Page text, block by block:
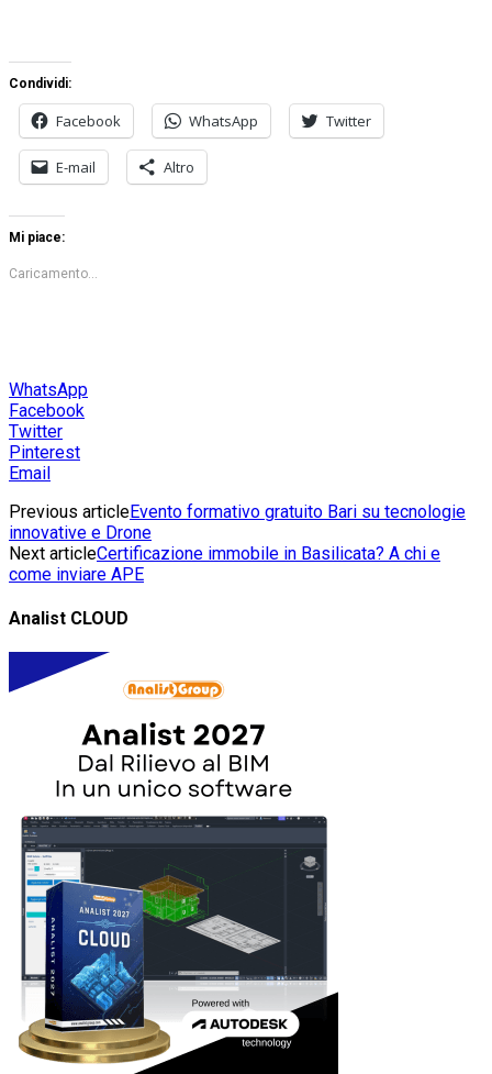
Condividi:
Facebook WhatsApp Twitter
E-mail Altro
Mi piace:
Caricamento...
WhatsApp
Facebook
Twitter
Pinterest
Email
Previous articleEvento formativo gratuito Bari su tecnologie
innovative e Drone
Next articleCertificazione immobile in Basilicata? A chi e
come inviare APE
Analist CLOUD